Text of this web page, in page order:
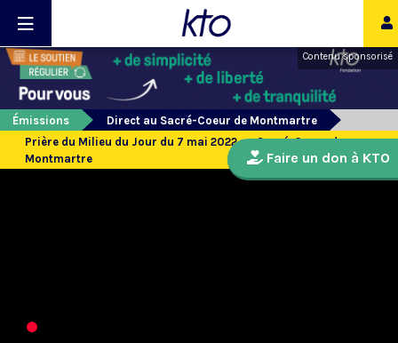
Contenu sponsorisé
Émissions
Direct au Sacré-Coeur de Montmartre
Prière du Milieu du Jour du 7 mai 2022 au Sacré-Coeur de
Montmartre
Faire un don à KTO